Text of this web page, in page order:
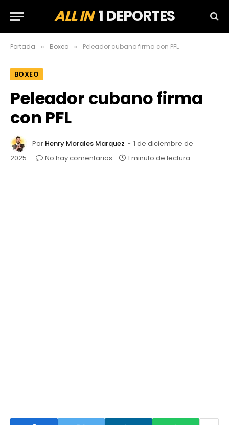
ALL IN1 DEPORTES
Portada » Boxeo » Peleador cubano firma con PFL
BOXEO
Peleador cubano firma
con PFL
Por Henry Morales Marquez
1 de diciembre de
2025
No hay comentarios 1 minuto de lectura